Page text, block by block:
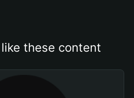
these content